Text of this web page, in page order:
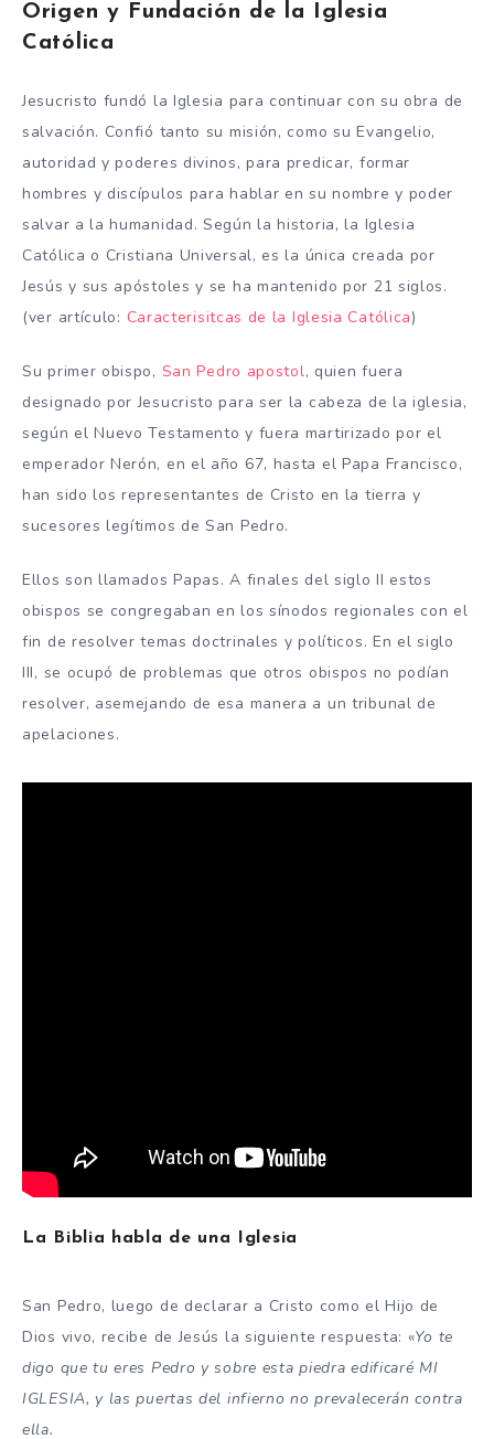
Origen y Fundación de la Iglesia
Católica
Jesucristo fundó la Iglesia para continuar con su obra de
salvación. Confió tanto su misión, como su Evangelio,
autoridad y poderes divinos, para predicar, formar
hombres y discípulos para hablar en su nombre y poder
salvar a la humanidad. Según la historia, la Iglesia
Católica o Cristiana Universal, es la única creada por
Jesús y sus apóstoles y se ha mantenido por 21 siglos.
(ver artículo: Caracterisitcas de la Iglesia Católica)
Su primer obispo, San Pedro apostol, quien fuera
designado por Jesucristo para ser la cabeza de la iglesia,
según el Nuevo Testamento y fuera martirizado por el
emperador Nerón, en el año 67, hasta el Papa Francisco,
han sido los representantes de Cristo en la tierra y
sucesores legítimos de San Pedro.
Ellos son llamados Papas. A finales del siglo II estos
obispos se congregaban en los sínodos regionales con el
fin de resolver temas doctrinales y políticos. En el siglo
III, se ocupó de problemas que otros obispos no podían
resolver, asemejando de esa manera a un tribunal de
apelaciones.
La Biblia habla de una Iglesia
San Pedro, luego de declarar a Cristo como el Hijo de
Dios vivo, recibe de Jesús la siguiente respuesta: «Yo te
digo que tu eres Pedro y sobre esta piedra edificaré MI
IGLESIA, y las puertas del infierno no prevalecerán contra
ella.